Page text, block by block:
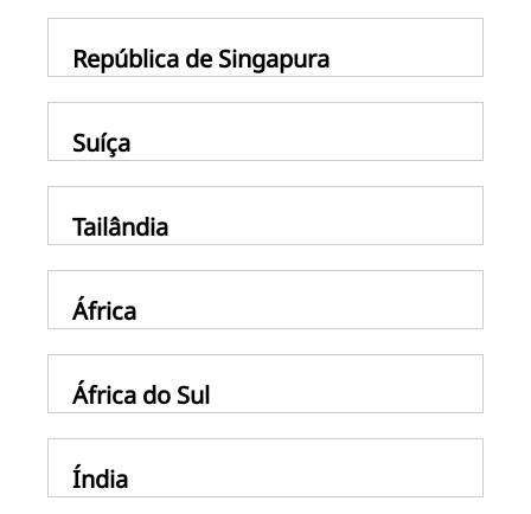
República de Singapura
Suíça
Tailândia
África
África do Sul
Índia